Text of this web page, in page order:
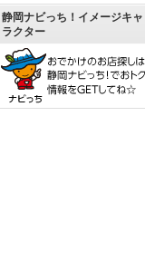
静岡ナビっち！イメージキャ
ラクター